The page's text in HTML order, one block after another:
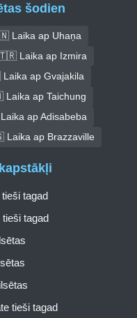
šodien
Laika ap Uhaņa
Laika ap Izmira
ap Gvajakila
ap Taichung
ap Adisabeba
ap Brazzaville
tagad
tagad
tieši tagad